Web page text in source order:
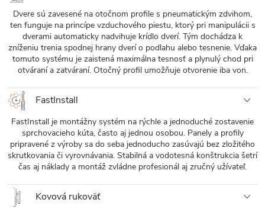
Dvere sú zavesené na otočnom profile s pneumatickým zdvihom,
ten funguje na princípe vzduchového piestu, ktorý pri manipulácii s
dverami automaticky nadvihuje krídlo dverí. Tým dochádza k
zníženiu trenia spodnej hrany dverí o podlahu alebo tesnenie. Vďaka
tomuto systému je zaistená maximálna tesnosť a plynulý chod pri
otváraní a zatváraní. Otočný profil umožňuje otvorenie iba von.
FastInstall
FastInstall je montážny systém na rýchle a jednoduché zostavenie
sprchovacieho kúta, často aj jednou osobou. Panely a profily
pripravené z výroby sa do seba jednoducho zasúvajú bez zložitého
skrutkovania či vyrovnávania. Stabilná a vodotesná konštrukcia šetrí
čas aj náklady a montáž zvládne profesionál aj zručný užívateľ.
Kovová rukoväť